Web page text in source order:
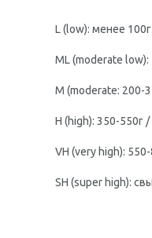
L (low): менее
ML (moderate
M (moderate: 200-
H (high): 350-550г
VH (very high):
SH (super high):